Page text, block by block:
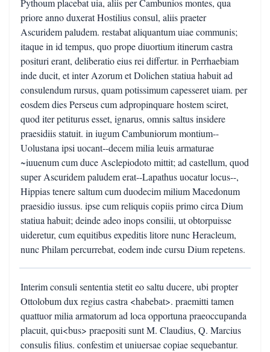
Pythoum placebat uia, aliis per Cambunios montes, qua
priore anno duxerat Hostilius consul, aliis praeter
Ascuridem paludem. restabat aliquantum uiae communis;
itaque in id tempus, quo prope diuortium itinerum castra
posituri erant, deliberatio eius rei differtur. in Perrhaebiam
inde ducit, et inter Azorum et Dolichen statiua habuit ad
consulendum rursus, quam potissimum capesseret uiam. per
eosdem dies Perseus cum adpropinquare hostem sciret,
quod iter petiturus esset, ignarus, omnis saltus insidere
praesidiis statuit. in iugum Cambuniorum montium--
Uolustana ipsi uocant--decem milia leuis armaturae
~iuuenum cum duce Asclepiodoto mittit; ad castellum, quod
super Ascuridem paludem erat--Lapathus uocatur locus--,
Hippias tenere saltum cum duodecim milium Macedonum
praesidio iussus. ipse cum reliquis copiis primo circa Dium
statiua habuit; deinde adeo inops consilii, ut obtorpuisse
uideretur, cum equitibus expeditis litore nunc Heracleum,
nunc Philam percurrebat, eodem inde cursu Dium repetens.
Interim consuli sententia stetit eo saltu ducere, ubi propter
Ottolobum dux regius castra <habebat>. praemitti tamen
quattuor milia armatorum ad loca opportuna praeoccupanda
placuit, qui<bus> praepositi sunt M. Claudius, Q. Marcius
consulis filius. confestim et uniuersae copiae sequebantur.